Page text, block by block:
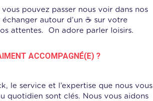
vous pouvez passer nous voir dans nos
autour d’un ☕ sur votre
attentes. On adore parler loisirs.
ACCOMPAGNÉ(E) ?
le service et l’expertise que nous vous
quotidien sont clés. Nous vous aidons